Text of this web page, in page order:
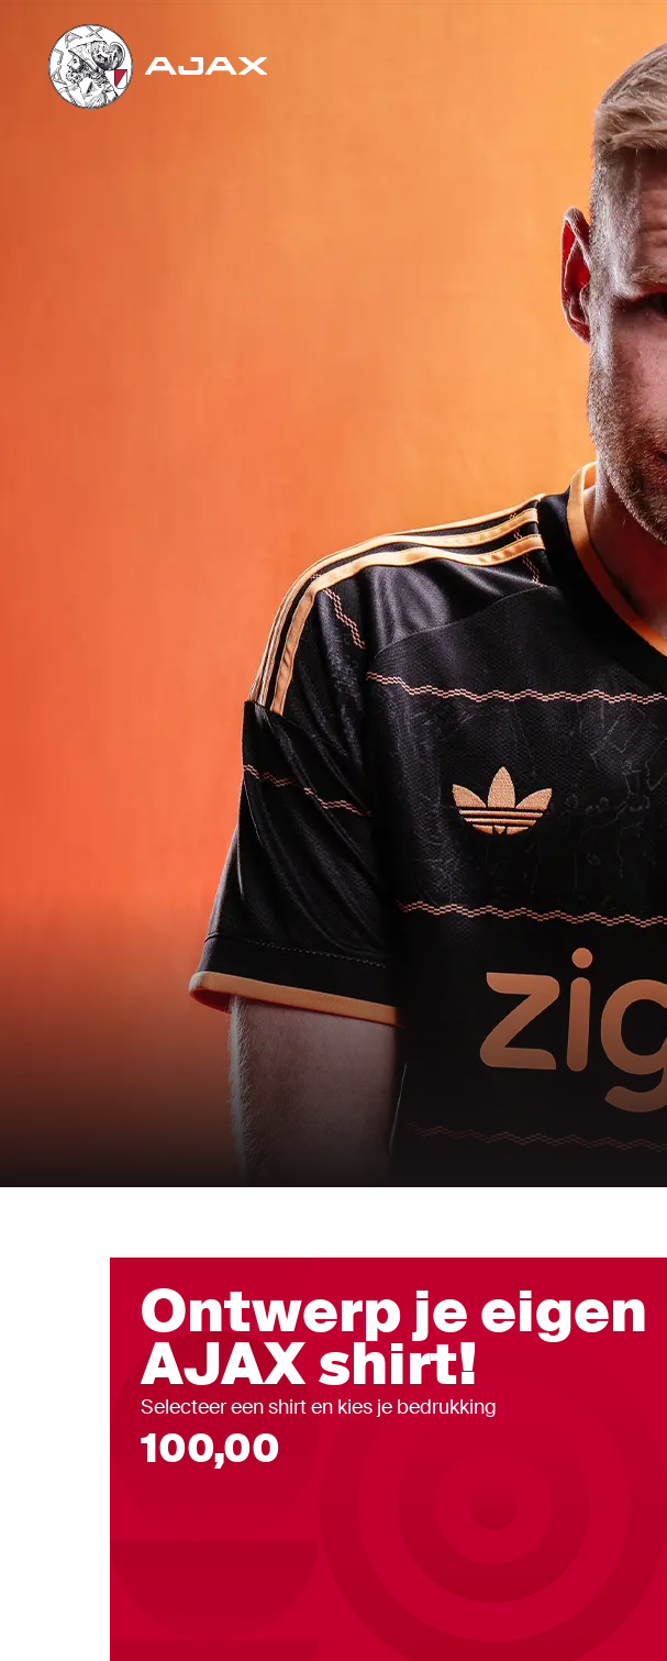
Ontwerp je eigen
AJAX shirt!
Selecteer een shirt en kies je bedrukking
100,00